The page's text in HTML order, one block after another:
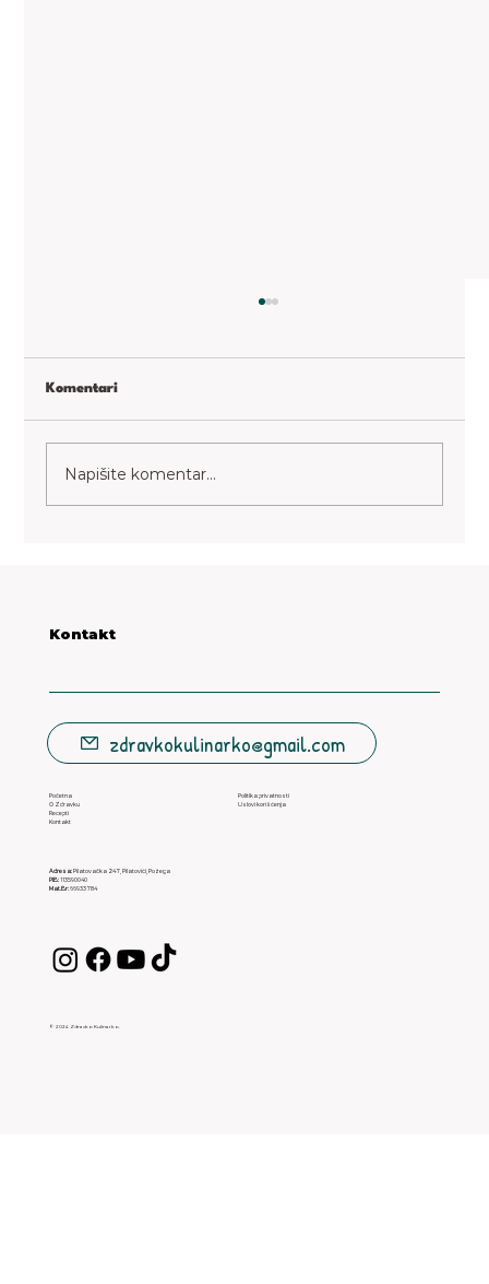
Paradajz kimchi
Komentari
Napišite komentar...
Kontakt
zdravkokulinarko@gmail.com
Adresa:Pilatovačka 247, Pilatovići, Požega
PIB:113590040
Mat.Br:66933784
Početna
O Zdravku
Recepti
Kontakt
Politika privatnosti
Uslovi korišćenja
© 2024 Zdravko Kulinarko.